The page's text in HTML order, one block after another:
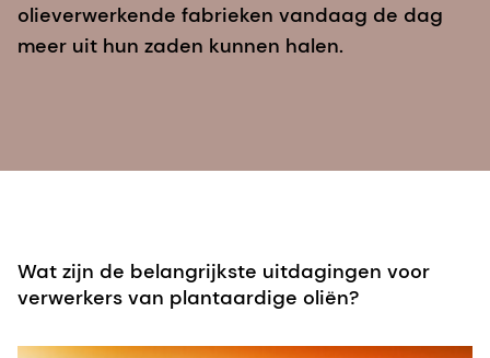
olieverwerkende fabrieken vandaag de dag
meer uit hun zaden kunnen halen.
Wat zijn de belangrijkste uitdagingen voor
verwerkers van plantaardige oliën?